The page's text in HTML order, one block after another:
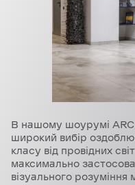
В нашому шоурумі
широкий вибір
класу від провідних
максимально
візуального